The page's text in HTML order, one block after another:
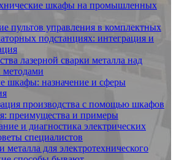
шкафы на промышленных
пультов управления в комплектных
подстанциях: интеграция и
лазерной сварки металла над
шкафы: назначение и сферы
производства с помощью шкафов
преимущества и примеры
и диагностика электрических
специалистов
металла для электротехнического